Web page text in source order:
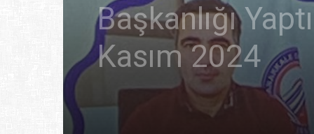
Başkanlığı
Kasım 2024